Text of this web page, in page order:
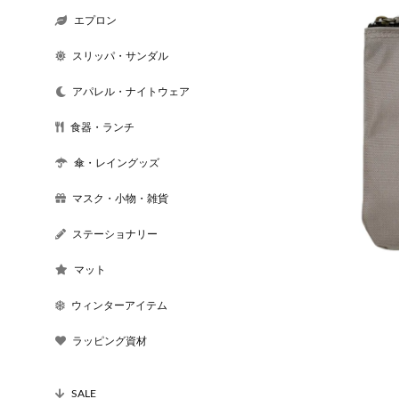
エプロン
スリッパ・サンダル
アパレル・ナイトウェア
食器・ランチ
傘・レイングッズ
マスク・小物・雑貨
ステーショナリー
マット
ウィンターアイテム
ラッピング資材
SALE